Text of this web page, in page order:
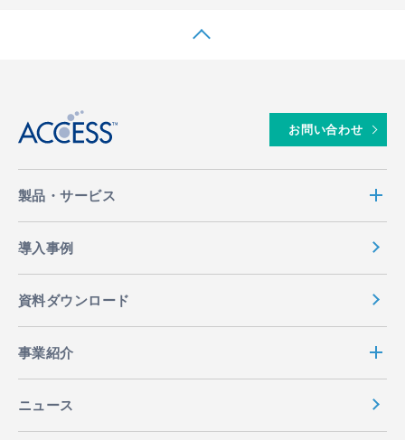
お問い合わせ
製品・サービス
導入事例
資料ダウンロード
事業紹介
ニュース